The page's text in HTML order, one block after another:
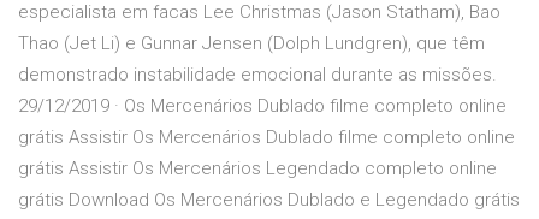
especialista em facas Lee Christmas (Jason Statham), Bao
Thao (Jet Li) e Gunnar Jensen (Dolph Lundgren), que têm
demonstrado instabilidade emocional durante as missões.
29/12/2019 · Os Mercenários Dublado filme completo online
grátis Assistir Os Mercenários Dublado filme completo online
grátis Assistir Os Mercenários Legendado completo online
grátis Download Os Mercenários Dublado e Legendado grátis